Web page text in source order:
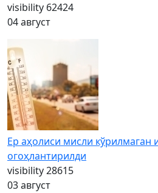
visibility 62424
04 август
Ер аҳолиси мисли кўрилмаган
огоҳлантирилди
visibility28615
03 август